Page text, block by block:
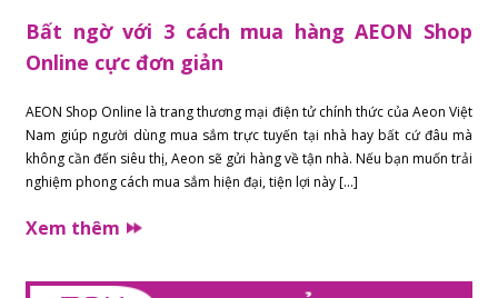
Bất ngờ với 3 cách mua hàng AEON Shop
Online cực đơn giản
AEON Shop Online là trang thương mại điện tử chính thức của Aeon Việt
Nam giúp người dùng mua sắm trực tuyến tại nhà hay bất cứ đâu mà
không cần đến siêu thị, Aeon sẽ gửi hàng về tận nhà. Nếu bạn muốn trải
nghiệm phong cách mua sắm hiện đại, tiện lợi này […]
Xem thêm